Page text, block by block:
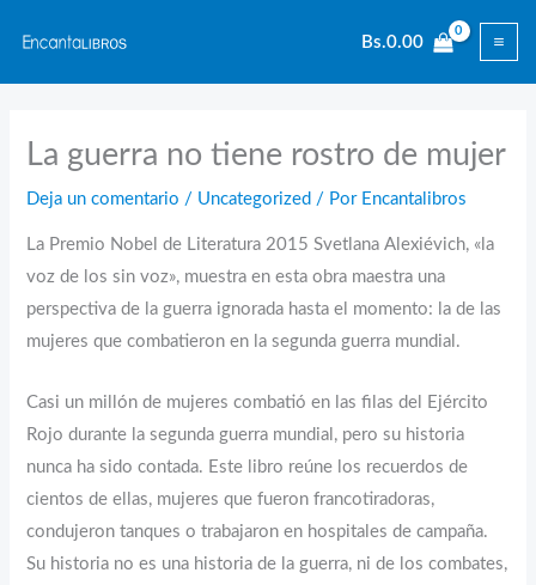
contenido
Bs.0.00
La guerra no tiene rostro de mujer
Deja un comentario / Uncategorized / Por Encantalibros
La Premio Nobel de Literatura 2015 Svetlana Alexiévich, «la
voz de los sin voz», muestra en esta obra maestra una
perspectiva de la guerra ignorada hasta el momento: la de las
mujeres que combatieron en la segunda guerra mundial.
Casi un millón de mujeres combatió en las filas del Ejército
Rojo durante la segunda guerra mundial, pero su historia
nunca ha sido contada. Este libro reúne los recuerdos de
cientos de ellas, mujeres que fueron francotiradoras,
condujeron tanques o trabajaron en hospitales de campaña.
Su historia no es una historia de la guerra, ni de los combates,